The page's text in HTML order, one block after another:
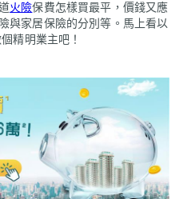
火險保費怎樣買最平，價錢又應
與家居保險的分別等。馬上看以
精明業主吧！